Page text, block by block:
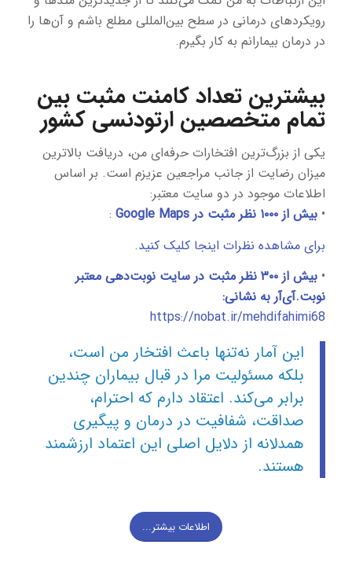
رویکردهای درمانی در سطح بین‌المللی مطلع باشم و آن‌ها را
در درمان بیمارانم به کار بگیرم.
بیشترین تعداد کامنت مثبت بین
تمام متخصصین ارتودنسی کشور
یکی از بزرگ‌ترین افتخارات حرفه‌ای من، دریافت بالاترین
میزان رضایت از جانب مراجعین عزیزم است. بر اساس
اطلاعات موجود در دو سایت معتبر:
• بیش از ۱۰۰۰ نظر مثبت در Google Maps
:
برای مشاهده نظرات اینجا کلیک کنید.
•
بیش از ۳۰۰ نظر مثبت در سایت نوبت‌دهی معتبر
نوبت.آی‌آر به نشانی:
https://nobat.ir/mehdifahimi68
این آمار نه‌تنها باعث افتخار من است،
بلکه مسئولیت مرا در قبال بیماران چندین
برابر می‌کند. اعتقاد دارم که احترام،
صداقت، شفافیت در درمان و پیگیری
همدلانه از دلایل اصلی این اعتماد ارزشمند
هستند.
اطلاعات بیشتر...